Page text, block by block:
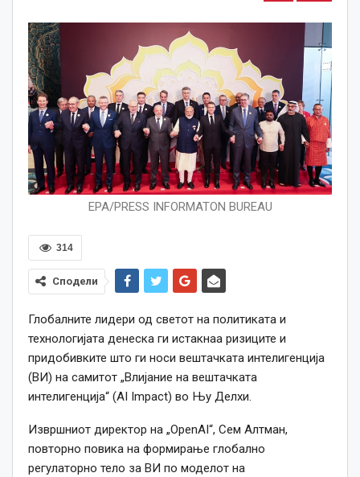
EPA/PRESS INFORMATON BUREAU
314
Сподели
Глобалните лидери од светот на политиката и
технологијата денеска ги истакнаа ризиците и
придобивките што ги носи вештачката интелигенција
(ВИ) на самитот „Влијание на вештачката
интелигенција“ (AI Impact) во Њу Делхи.
Извршниот директор на „OpenAI“, Сем Алтман,
повторно повика на формирање глобално
регулаторно тело за ВИ по моделот на